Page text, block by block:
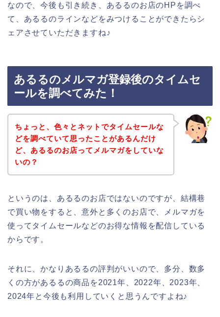
なので、今後も引き続き、あるるのお店のHPを調べ
て、あるるのラインなどをみつけることができたらシ
ェアさせていただきますね♪
あるるのメルマガ登録後のタイムセ
ールを調べてみた！
ちょっと、色々とネットでタイムセールな
どを調べていて思ったことがあるんだけ
ど、あるるのお店ってメルマガをしていな
いの？
というのは、あるるのお店ではないのですが、結構巷
で買い物をすると、意外と多くのお店で、メルマガを
使ってタイムセールなどのお得な情報を配信している
からです。
それに、かなりあるるの評判がいいので、多分、数多
くの方があるるの商品を2021年、2022年、2023年、
2024年と今後も利用していくと思うんですよね♪